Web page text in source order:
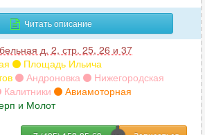
Читать описание
д. 2, стр. 25, 26 и 37
Площадь Ильича
Андроновка
Нижегородская
Калитники
Авиамоторная
и Молот